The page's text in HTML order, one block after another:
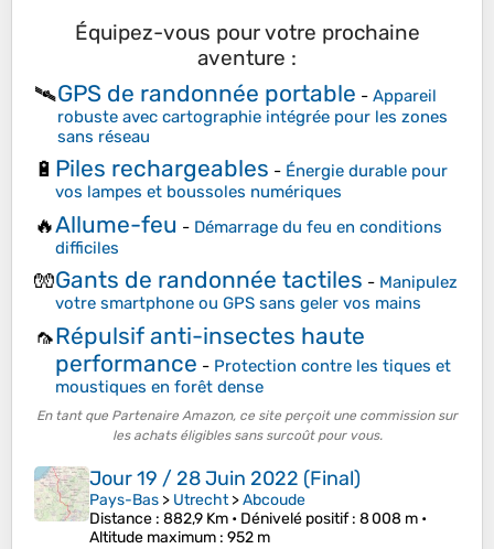
Équipez-vous pour votre prochaine
aventure :
🛰️GPS de randonnée portable - Appareil
robuste avec cartographie intégrée pour les zones
sans réseau
🔋 Piles rechargeables - Énergie durable pour
vos lampes et boussoles numériques
🔥Allume-feu - Démarrage du feu en conditions
difficiles
🧤Gants de randonnée tactiles - Manipulez
votre smartphone ou GPS sans geler vos mains
🦟Répulsif anti-insectes haute
performance - Protection contre les tiques et
moustiques en forêt dense
En tant que Partenaire Amazon, ce site perçoit une commission sur
les achats éligibles sans surcoût pour vous.
Jour 19 / 28 Juin 2022 (Final)
Pays-Bas > Utrecht>Abcoude
Distance : 882,9 Km • Dénivelé positif: 8 008 m •
Altitude maximum : 952 m